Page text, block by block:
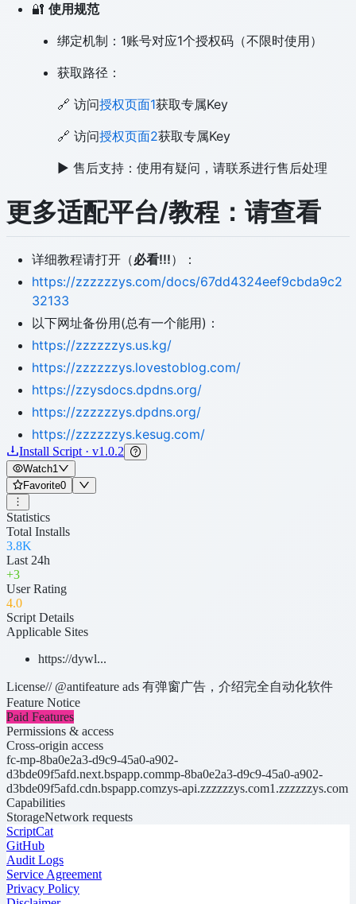
🔐 使用规范
绑定机制：1账号对应1个授权码（不限时使用）
获取路径：
🔗 访问授权页面1获取专属Key
🔗 访问授权页面2获取专属Key
▶️ 售后支持：使用有疑问，请联系进行售后处理
更多适配平台/教程：请查看
详细教程请打开（必看!!!）：
https://zzzzzzys.com/docs/67dd4324eef9cbda9c2
32133
以下网址备份用(总有一个能用)：
https://zzzzzzys.us.kg/
https://zzzzzzys.lovestoblog.com/
https://zzysdocs.dpdns.org/
https://zzzzzzys.dpdns.org/
https://zzzzzzys.kesug.com/
Install Script · v1.0.2
Watch1
Favorite0
Statistics
Total Installs
3.8K
Last 24h
+3
User Rating
4.0
Script Details
Applicable Sites
https://dywl...
License// @antifeature ads 有弹窗广告，介绍完全自动化软件
Feature Notice
Paid Features
Permissions & access
Cross-origin access
fc-mp-8ba0e2a3-d9c9-45a0-a902-
d3bde09f5afd.next.bspapp.commp-8ba0e2a3-d9c9-45a0-a902-
d3bde09f5afd.cdn.bspapp.comzys-api.zzzzzzys.com1.zzzzzzys.com
Capabilities
StorageNetwork requests
ScriptCat
GitHub
Audit Logs
Service Agreement
Privacy Policy